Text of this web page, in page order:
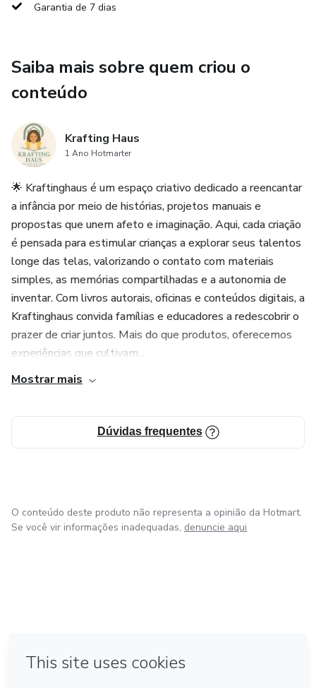
✔️ Público-alvo: crianças de 3 a 8 anos e adultos que
desejam partilhar momentos criativos
✔️ Diferenciais:
• Atividade final com inspiração para criar presentes únicos
• Design pensado para leitura afetiva
🎁 Bônus Especial: ao final da leitura, escaneie o QR code
para assistir ao vídeo da autora Nina criando o presente
mais lindo que já fez para a mamãe!
Transforme a hora da leitura em um momento de afeto e
Garantia de 7 dias
Saiba mais sobre quem criou o
conteúdo
Krafting Haus
1 Ano Hotmarter
🌟 Kraftinghaus é um espaço criativo dedicado a reencantar
a infância por meio de histórias, projetos manuais e
propostas que unem afeto e imaginação. Aqui, cada criação
é pensada para estimular crianças a explorar seus talentos
longe das telas, valorizando o contato com materiais
simples, as memórias compartilhadas e a autonomia de
inventar. Com livros autorais, oficinas e conteúdos digitais, a
Kraftinghaus convida famílias e educadores a redescobrir o
prazer de criar juntos. Mais do que produtos, oferecemos
experiências que cultivam...
Mostrar mais
Dúvidas frequentes
O conteúdo deste produto não representa a opinião da Hotmart.
Se você vir informações inadequadas, denuncie aqui
Feito com ❤ na Cidade do México